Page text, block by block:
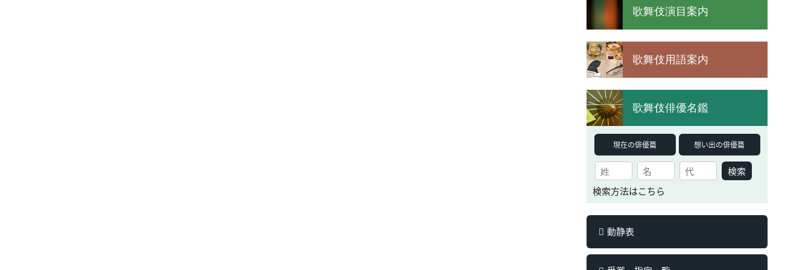
歌舞伎演目案内
歌舞伎用語案内
歌舞伎俳優名鑑
現在の俳優篇 想い出の俳優篇
検索
検索方法はこちら
動静表